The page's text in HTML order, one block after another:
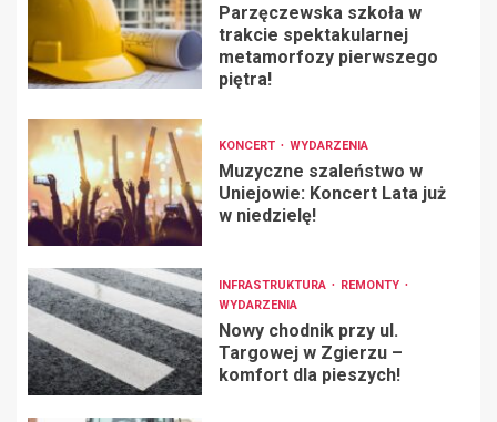
Parzęczewska szkoła w
trakcie spektakularnej
metamorfozy pierwszego
piętra!
KONCERT WYDARZENIA
Muzyczne szaleństwo w
Uniejowie: Koncert Lata już
w niedzielę!
INFRASTRUKTURA
REMONTY
WYDARZENIA
Nowy chodnik przy ul.
Targowej w Zgierzu –
komfort dla pieszych!